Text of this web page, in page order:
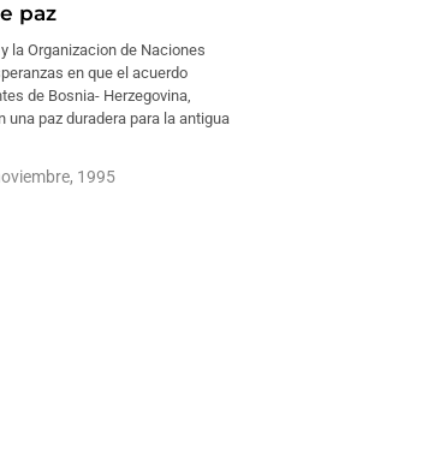
paz
la Organizacion de Naciones
en que el acuerdo
de Bosnia- Herzegovina,
una paz duradera para la antigua
1995